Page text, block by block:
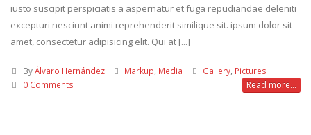
iusto suscipit perspiciatis a aspernatur et fuga repudiandae deleniti
excepturi nesciunt animi reprehenderit similique sit. ipsum dolor sit
amet, consectetur adipisicing elit. Qui at [...]
ByÁlvaro Hernández Markup Media Gallery Pictures
0 Comments
Read more...